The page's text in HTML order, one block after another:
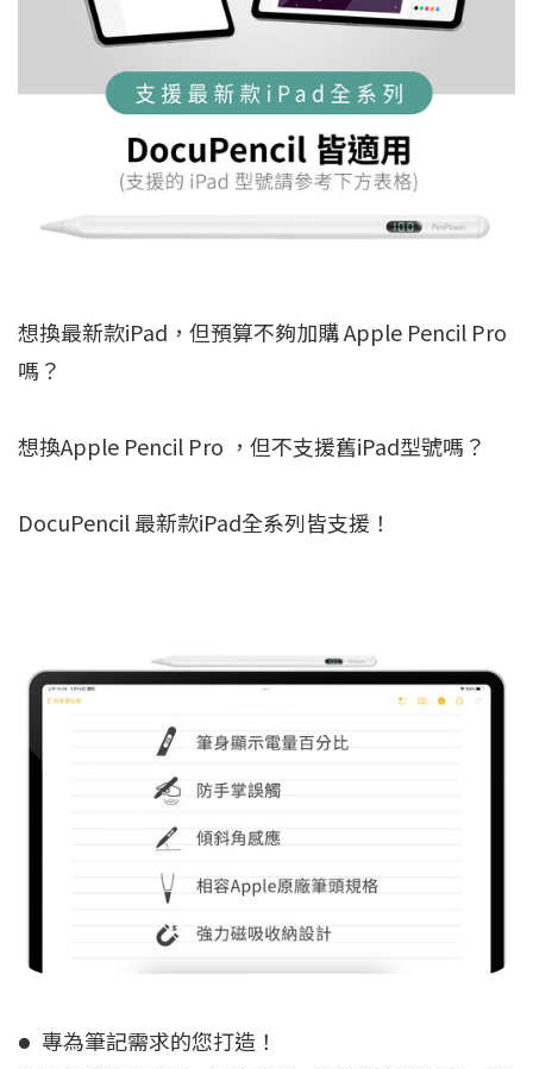
想換最新款iPad，但預算不夠加購 Apple Pencil Pro
嗎？
想換Apple Pencil Pro ，但不支援舊iPad型號嗎？
DocuPencil 最新款iPad全系列皆支援！
●
專為筆記需求的您打造！